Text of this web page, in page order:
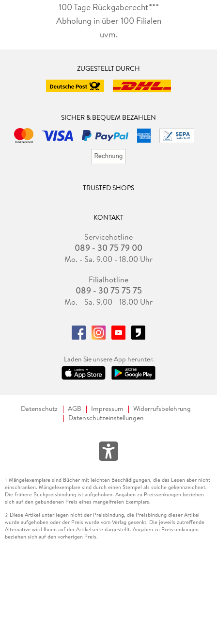
100 Tage Rückgaberecht***
Abholung in über 100 Filialen
uvm.
ZUGESTELLT DURCH
SICHER & BEQUEM BEZAHLEN
TRUSTED SHOPS
KONTAKT
Servicehotline
089 - 30 75 79 00
Mo. - Sa. 9.00 - 18.00 Uhr
Filialhotline
089 - 30 75 75 75
Mo. - Sa. 9.00 - 18.00 Uhr
Laden Sie unsere App herunter.
Datenschutz AGB Impressum
Widerrufsbelehrung
Datenschutzeinstellungen
1 Mängelexemplare sind Bücher mit leichten Beschädigungen, die das Lesen aber nicht
einschränken. Mängelexemplare sind durch einen Stempel als solche gekennzeichnet.
Die frühere Buchpreisbindung ist aufgehoben. Angaben zu Preissenkungen beziehen
sich auf den gebundenen Preis eines mangelfreien Exemplars.
2 Diese Artikel unterliegen nicht der Preisbindung, die Preisbindung dieser Artikel
wurde aufgehoben oder der Preis wurde vom Verlag gesenkt. Die jeweils zutreffende
Alternative wird Ihnen auf der Artikelseite dargestellt. Angaben zu Preissenkungen
beziehen sich auf den vorherigen Preis.